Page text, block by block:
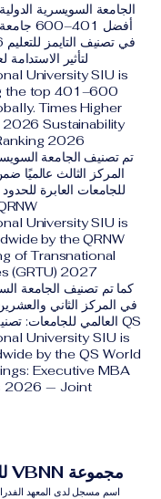
أفضل
لتأثير الاستدامة لعام
University SIU is
the top 401–600
Times Higher
2026 Sustainability
2026
المركز الثالث عالميًا
University SIU is
by the QRNW
of Transnational
(GRTU) 2027.
في المركز الثاني
QS العالمي للجامعات: تصنيف الماجستير التنفيذي
University SIU is
by the QS World
Executive MBA
2026 — Joint.
مجموعة VBNN للتعليم الذكي©
اسم مسجل لدى المعهد